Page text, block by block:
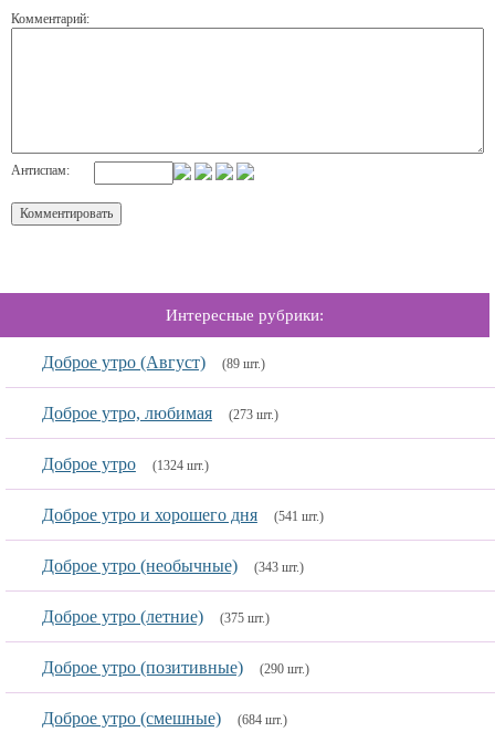
Комментарий:
Антиспам:
Интересные рубрики:
Доброе утро (Август) (89 шт.)
Доброе утро, любимая (273 шт.)
Доброе утро (1324 шт.)
Доброе утро и хорошего дня (541 шт.)
Доброе утро (необычные) (343 шт.)
Доброе утро (летние) (375 шт.)
Доброе утро (позитивные) (290 шт.)
Доброе утро (смешные) (684 шт.)